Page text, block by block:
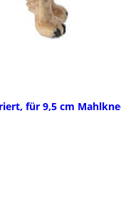
für 9,5 cm